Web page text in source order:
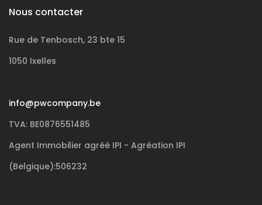
Nous contacter
Rue de Tenbosch, 23 bte 15
1050 Ixelles
info@pwcompany.be
TVA: BE0876551485
Agent Immobilier agréé IPI - Agréation IPI
(Belgique):506232